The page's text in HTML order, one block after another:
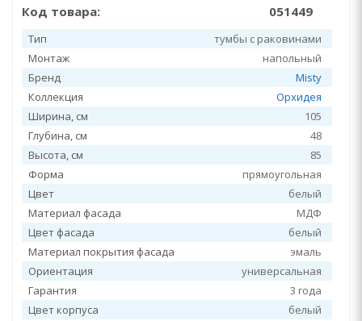
Код товара: 051449
Тип
тумбы с раковинами
Монтаж
напольный
Бренд
Misty
Коллекция
Орхидея
Ширина, см
105
Глубина, см
48
Высота, см
85
Форма
прямоугольная
Цвет
белый
Материал фасада
МДФ
Цвет фасада
белый
Материал покрытия фасада
эмаль
Ориентация
универсальная
Гарантия
3 года
Цвет корпуса
белый